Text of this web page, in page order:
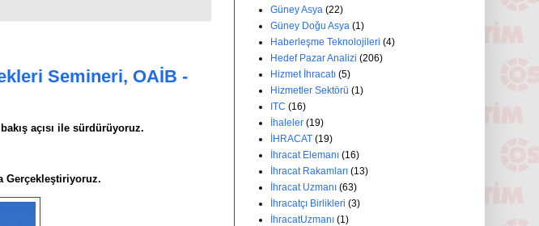
Semineri, OAİB -
bakış açısı ile sürdürüyoruz.
Gerçekleştiriyoruz.
Güney Asya (22)
Güney Doğu Asya (1)
Haberleşme Teknolojileri (4)
Hedef Pazar Analizi (206)
Hizmet İhracatı (5)
Hizmetler Sektörü (1)
ITC (16)
İhaleler (19)
İHRACAT (19)
İhracat Elemanı (16)
İhracat Rakamları (13)
İhracat Uzmanı (63)
İhracatçı Birlikleri (3)
İhracatUzmanı (1)